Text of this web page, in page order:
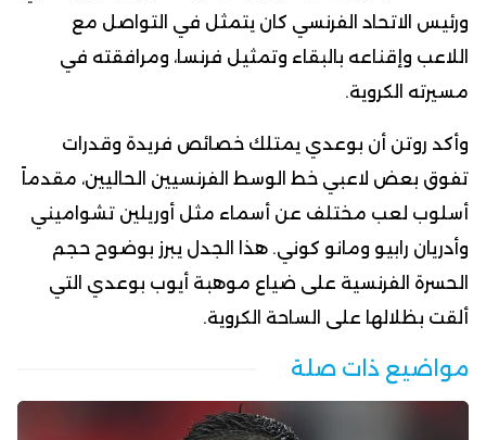
ورئيس الاتحاد الفرنسي كان يتمثل في التواصل مع
اللاعب وإقناعه بالبقاء وتمثيل فرنسا، ومرافقته في
مسيرته الكروية.
وأكد روتن أن بوعدي يمتلك خصائص فريدة وقدرات
تفوق بعض لاعبي خط الوسط الفرنسيين الحاليين، مقدماً
أسلوب لعب مختلف عن أسماء مثل أوريلين تشواميني
وأدريان رابيو ومانو كوني. هذا الجدل يبرز بوضوح حجم
الحسرة الفرنسية على ضياع موهبة أيوب بوعدي التي
ألقت بظلالها على الساحة الكروية.
مواضيع ذات صلة